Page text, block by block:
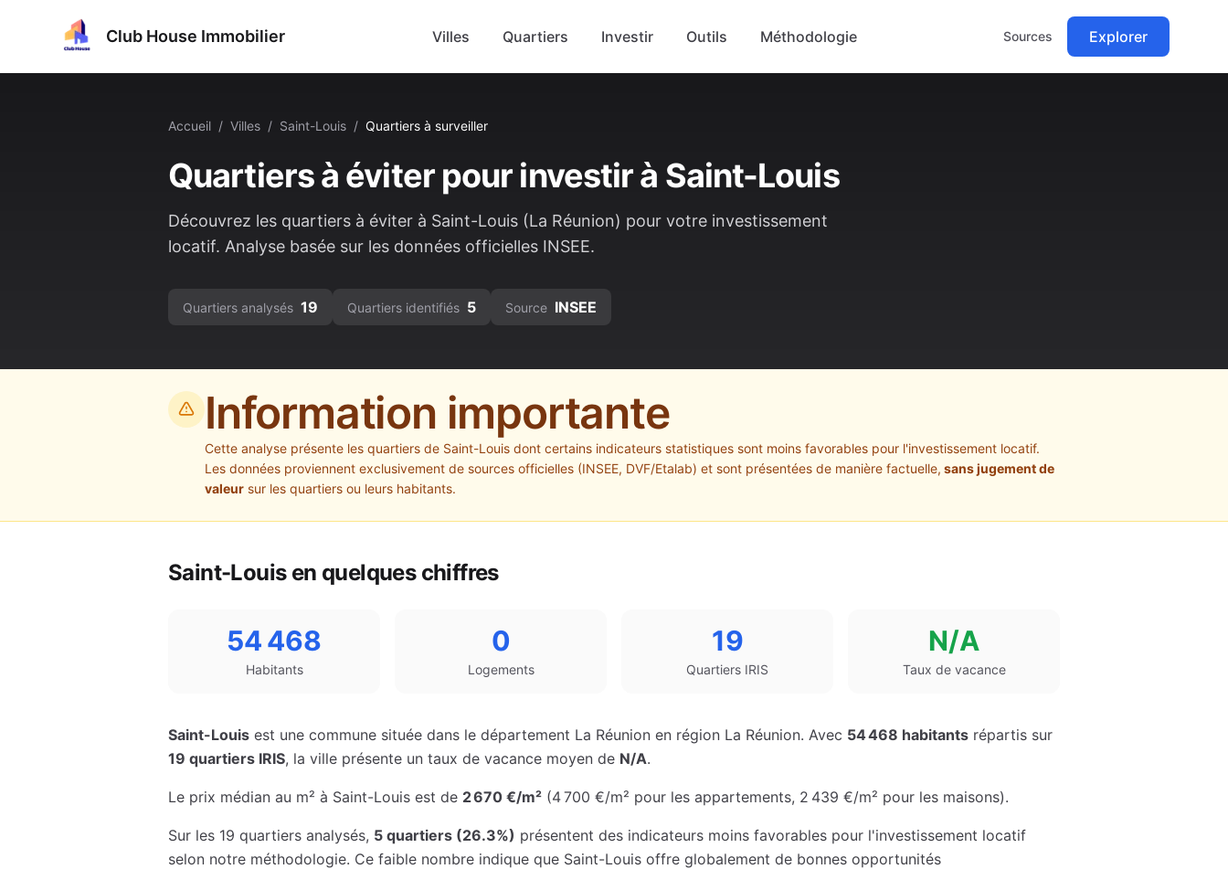
Club House Immobilier Villes Quartiers Investir Outils Méthodologie Sources Explorer
Accueil / Villes / Saint-Louis / Quartiers à surveiller
Quartiers à éviter pour investir à Saint-Louis
Découvrez les quartiers à éviter à Saint-Louis (La Réunion) pour votre investissement
locatif. Analyse basée sur les données officielles INSEE.
Quartiers analysés 19 Quartiers identifiés 5 Source INSEE
Information importante
Cette analyse présente les quartiers de Saint-Louis dont certains indicateurs statistiques sont moins favorables pour l'investissement locatif.
Les données proviennent exclusivement de sources officielles (INSEE, DVF/Etalab) et sont présentées de manière factuelle, sans jugement de
valeur sur les quartiers ou leurs habitants.
Saint-Louisen quelques chiffres
54 468
Habitants
0
Logements
19
Quartiers IRIS
N/A
Taux de vacance
Saint-Louis est une commune située dans le département La Réunion en région La Réunion. Avec 54 468 habitants répartis sur
19 quartiers IRIS, la ville présente un taux de vacance moyen de N/A.
Le prix médian au m² à Saint-Louis est de 2 670 €/m² (4 700 €/m² pour les appartements, 2 439 €/m² pour les maisons).
Sur les 19 quartiers analysés, 5 quartiers (26.3%) présentent des indicateurs moins favorables pour l'investissement locatif
selon notre méthodologie. Ce faible nombre indique que Saint-Louis offre globalement de bonnes opportunités